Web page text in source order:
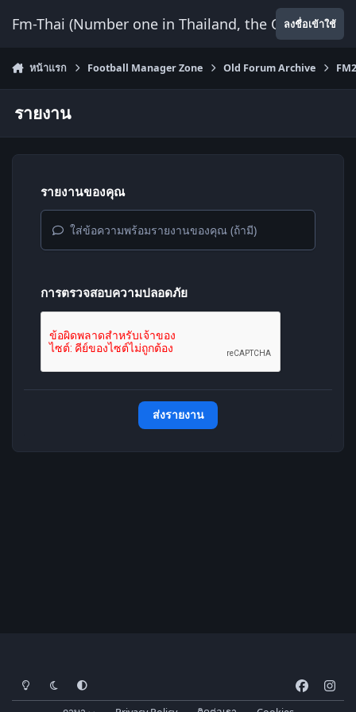
Fm-Thai (Number one in Thailand, the Onlyลงชื่อเข้าใช้
หน้าแรก Football Manager Zone Old Forum Archive
รายงาน
รายงานของคุณ
ใส่ข้อความพร้อมรายงานของคุณ (ถ้ามี)
การตรวจสอบความปลอดภัย
ส่งรายงาน
โหมดสว่างโหมดมืด การตั้งค่าระบบ
a
n